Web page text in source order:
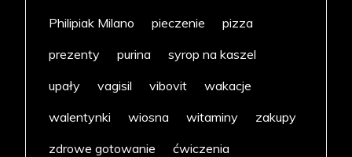
Philipiak Milano
pieczenie
pizza
prezenty
purina
syrop na kaszel
upały
vagisil vibovit
wakacje
walentynki
wiosna witaminy
zakupy
zdrowe gotowanie
ćwiczenia